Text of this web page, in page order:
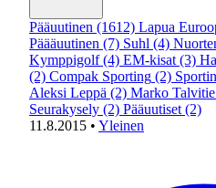
Pääuutinen (1612) Lapua
Päääuutinen (7) Suhl (4)
Kymppigolf (4) EM-kisat (3)
(2) Compak Sporting (2)
Aleksi Leppä (2) Marko Talvitie
Seurakysely (2) Pääuutiset (2)
11.8.2015 • Yleinen